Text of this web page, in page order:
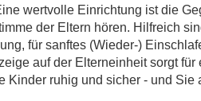
wertvolle Einrichtung ist die
der Eltern hören. Hilfreich
für sanftes (Wieder-)
auf der Elterneinheit sorgt
Kinder ruhig und sicher - und Sie